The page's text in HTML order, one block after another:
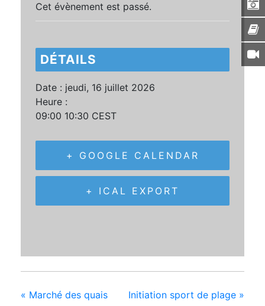
Cet évènement est passé.
DÉTAILS
Date : jeudi, 16 juillet 2026
Heure :
09:00 10:30 CEST
+ GOOGLE CALENDAR
+ ICAL EXPORT
« Marché des quais Initiation sport de plage »